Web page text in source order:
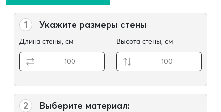
1 Укажите размеры стены
Длина стены, см Высота стены, см
2 Выберите материал: